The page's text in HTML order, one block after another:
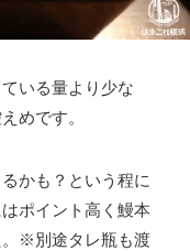
いる量より少な
めです。
かも？という程に
ポイント高く鰻本
。※別途タレ瓶も渡